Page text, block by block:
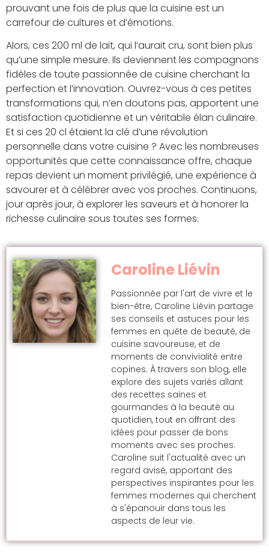
prouvant une fois de plus que la cuisine est un
carrefour de cultures et d’émotions.
Alors, ces 200 ml de lait, qui l’aurait cru, sont bien plus
qu’une simple mesure. Ils deviennent les compagnons
fidèles de toute passionnée de cuisine cherchant la
perfection et l’innovation. Ouvrez-vous à ces petites
transformations qui, n’en doutons pas, apportent une
satisfaction quotidienne et un véritable élan culinaire.
Et si ces 20 cl étaient la clé d’une révolution
personnelle dans votre cuisine ? Avec les nombreuses
opportunités que cette connaissance offre, chaque
repas devient un moment privilégié, une expérience à
savourer et à célébrer avec vos proches. Continuons,
jour après jour, à explorer les saveurs et à honorer la
richesse culinaire sous toutes ses formes.
Caroline Liévin
Passionnée par l'art de vivre et le
bien-être, Caroline Liévin partage
ses conseils et astuces pour les
femmes en quête de beauté, de
cuisine savoureuse, et de
moments de convivialité entre
copines. À travers son blog, elle
explore des sujets variés allant
des recettes saines et
gourmandes à la beauté au
quotidien, tout en offrant des
idées pour passer de bons
moments avec ses proches.
Caroline suit l'actualité avec un
regard avisé, apportant des
perspectives inspirantes pour les
femmes modernes qui cherchent
à s'épanouir dans tous les
aspects de leur vie.